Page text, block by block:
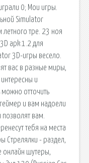
0; Мои игры.
Simulator
тре. 23 ноя
apk 1.2 для
3D-игры весело.
вас в разные миры,
и
отточить
и вам надоели
вам.
тебя на места
Стрелялки - раздел,
онлайн шутеры,